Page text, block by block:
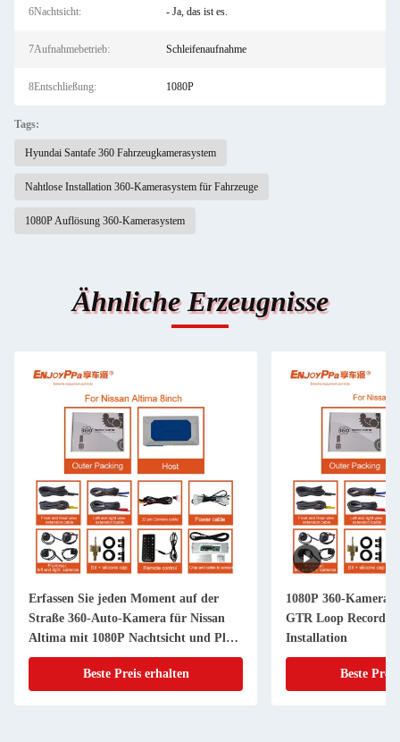
6Nachtsicht: - Ja, das ist es.
7Aufnahmebetrieb: Schleifenaufnahme
8Entschließung: 1080P
Tags:
Hyundai Santafe 360 Fahrzeugkamerasystem
Nahtlose Installation 360-Kamerasystem für Fahrzeuge
1080P Auflösung 360-Kamerasystem
Ähnliche Erzeugnisse
Erfassen Sie jeden Moment auf der
Straße 360-Auto-Kamera für Nissan
Altima mit 1080P Nachtsicht und Plug
And Play-Installation
Beste Preis erhalten
1080P 360-
GTR Loop
Installation
Beste